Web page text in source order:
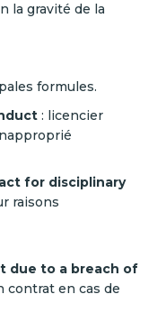
la gravité de la
formules.
: licencier
for disciplinary
raisons
due to a breach of
contrat en cas de